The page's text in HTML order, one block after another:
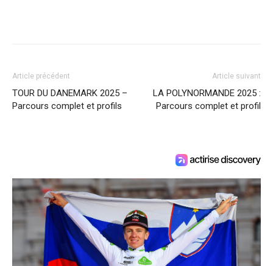
Article précédent
TOUR DU DANEMARK 2025 –
Parcours complet et profils
Article suivant
LA POLYNORMANDE 2025 :
Parcours complet et profil